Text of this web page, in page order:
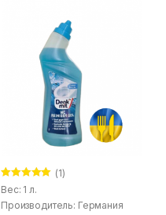
Оценка5.00
из 5
(1)
Вес: 1 л.
Производитель: Германия